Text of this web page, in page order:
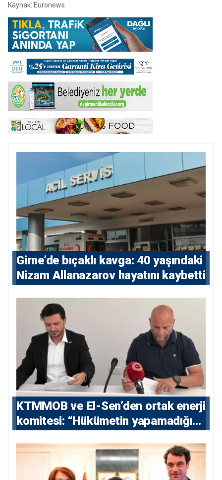
Kaynak: Euronews
Girne’de bıçaklı kavga: 40 yaşındaki
Nizam Allanazarov hayatını kaybetti
KTMMOB ve El-Sen’den ortak enerji
komitesi: “Hükümetin yapamadığını